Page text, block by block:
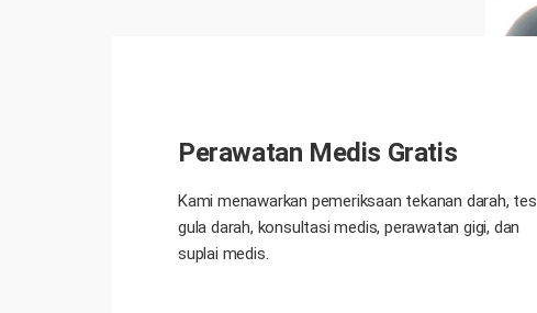
Perawatan Medis Gratis
Kami menawarkan pemeriksaan tekanan darah, tes
gula darah, konsultasi medis, perawatan gigi, dan
suplai medis.